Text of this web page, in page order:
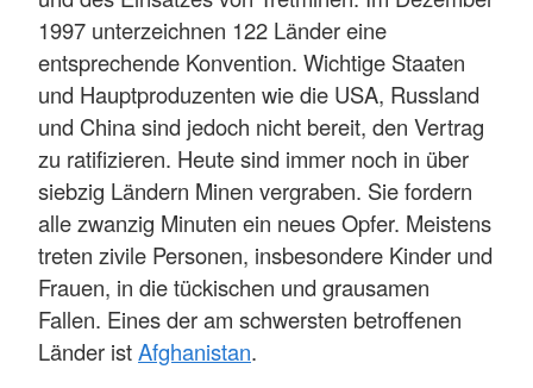
1997 unterzeichnen 122 Länder eine
entsprechende Konvention. Wichtige Staaten
und Hauptproduzenten wie die USA, Russland
und China sind jedoch nicht bereit, den Vertrag
zu ratifizieren. Heute sind immer noch in über
siebzig Ländern Minen vergraben. Sie fordern
alle zwanzig Minuten ein neues Opfer. Meistens
treten zivile Personen, insbesondere Kinder und
Frauen, in die tückischen und grausamen
Fallen. Eines der am schwersten betroffenen
Länder istAfghanistan.